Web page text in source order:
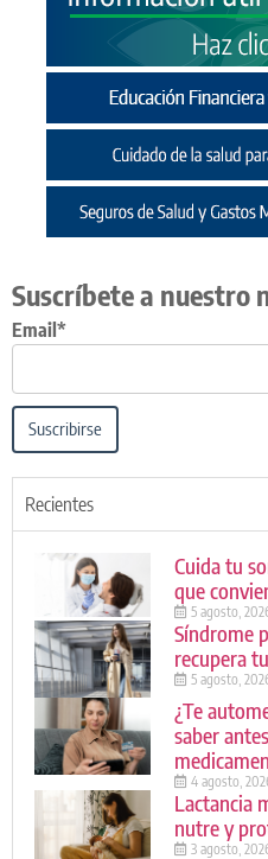
Suscríbete a nuestro
Email*
Suscribirse
Recientes
Cuida tu
que
5 agosto,
Síndrome
recupera
5 agosto,
¿Te
saber
4 agosto,
Lactancia
nutre y
3 agosto,